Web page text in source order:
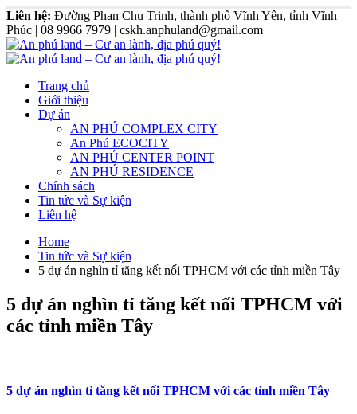
Liên hệ: Đường Phan Chu Trinh, thành phố Vĩnh Yên, tỉnh Vĩnh
Phúc | 08 9966 7979 | cskh.anphuland@gmail.com
Trang chủ
Giới thiệu
Dự án
AN PHÚ COMPLEX CITY
An Phú ECOCITY
AN PHÚ CENTER POINT
AN PHÚ RESIDENCE
Chính sách
Tin tức và Sự kiện
Liên hệ
Home
Tin tức và Sự kiện
5 dự án nghìn tỉ tăng kết nối TPHCM với các tỉnh miền Tây
5 dự án nghìn tỉ tăng kết nối TPHCM với
các tỉnh miền Tây
5 dự án nghìn tỉ tăng kết nối TPHCM với các tỉnh miền Tây